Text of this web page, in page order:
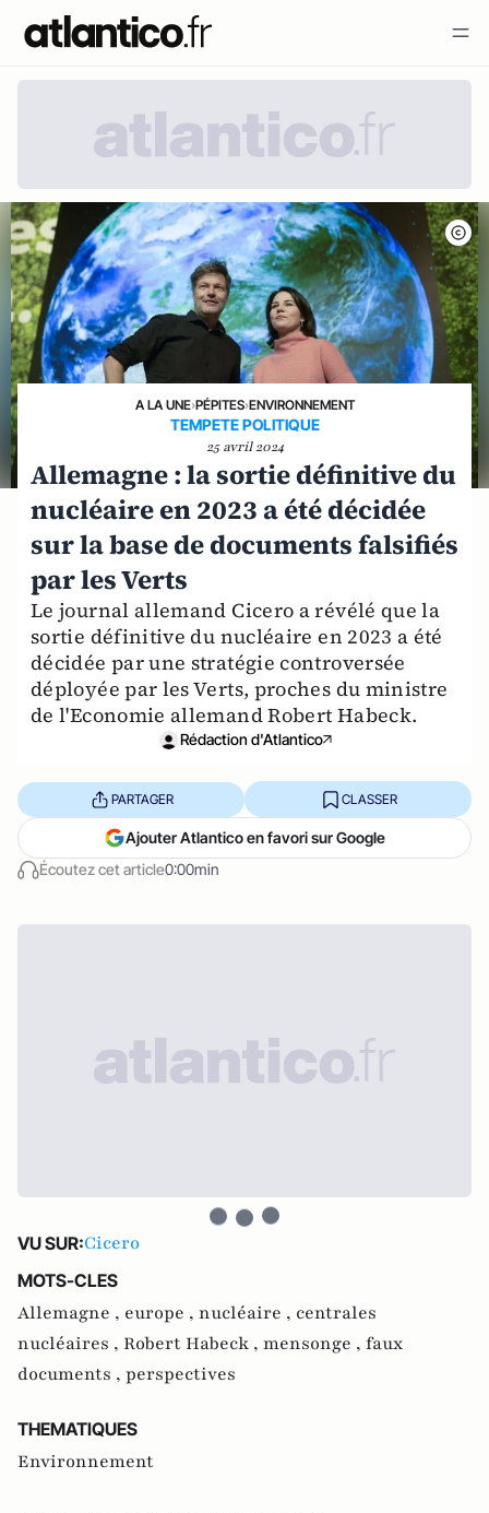
A LA UNE›PÉPITES›ENVIRONNEMENT
TEMPETE POLITIQUE
25 avril 2024
Allemagne : la sortie définitive du
nucléaire en 2023 a été décidée
sur la base de documents falsifiés
par les Verts
Le journal allemand Cicero a révélé que la
sortie définitive du nucléaire en 2023 a été
décidée par une stratégie controversée
déployée par les Verts, proches du ministre
de l'Economie allemand Robert Habeck.
Rédaction d'Atlantico
Écoutez cet article0:00min
PARTAGER CLASSER
Ajouter Atlantico en favori sur Google
VU SUR:Cicero
MOTS-CLES
Allemagne , europe , nucléaire , centrales
nucléaires , Robert Habeck , mensonge , faux
documents , perspectives
THEMATIQUES
Environnement